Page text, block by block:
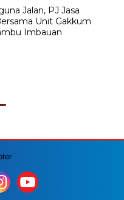
Jalan, PJ Jasa
Unit Gakkum
Imbauan